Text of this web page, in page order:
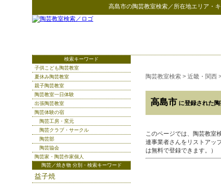
高島市の陶芸教室検索／所在地エリア・
陶芸教室検索 > 近畿・関西
高島市 に登録された
このページでは、陶芸教室
連事業者さんをリストアッ
は無料で登録できます。）
検索キーワード
子供こども陶芸教室
夏休み陶芸教室
親子陶芸教室
陶芸教室一日体験
出張陶芸教室
陶芸体験の宿
陶芸工房・窯元
陶芸クラブ・サークル
陶芸部
陶芸協会
陶芸家・陶芸作家個人
陶芸／焼き物 分別・検索キーワード
益子焼